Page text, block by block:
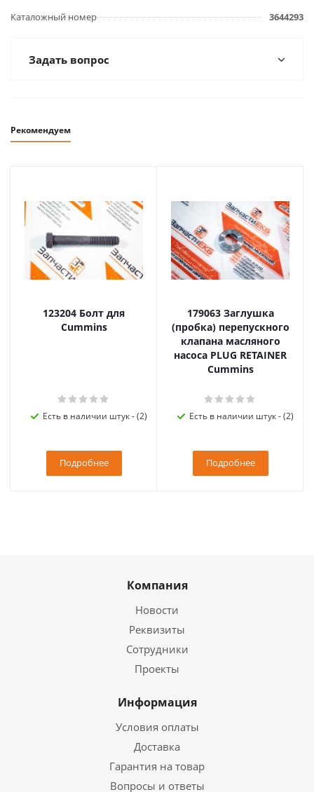
Каталожный номер 3644293
Задать вопрос
Рекомендуем
123204 Болт для
Cummins
Есть в наличии штук - (2)
Подробнее
179063 Заглушка
(пробка) перепускного
клапана масляного
насоса PLUG RETAINER
Cummins
Есть в наличии штук - (2)
Подробнее
Компания
Новости
Реквизиты
Сотрудники
Проекты
Информация
Условия оплаты
Доставка
Гарантия на товар
Вопросы и ответы